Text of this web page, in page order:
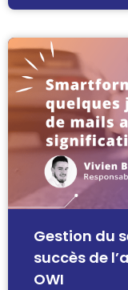
Gestion du
succès de
OWI